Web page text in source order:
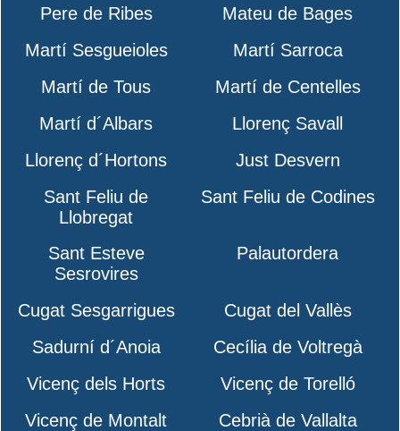
Pere de Ribes
Mateu de Bages
Martí Sesgueioles
Martí Sarroca
Martí de Tous
Martí de Centelles
Martí d´Albars
Llorenç Savall
Llorenç d´Hortons
Just Desvern
Sant Feliu de
Llobregat
Sant Feliu de Codines
Sant Esteve
Sesrovires
Palautordera
Cugat Sesgarrigues
Cugat del Vallès
Sadurní d´Anoia
Cecília de Voltregà
Vicenç dels Horts
Vicenç de Torelló
Vicenç de Montalt
Cebrià de Vallalta